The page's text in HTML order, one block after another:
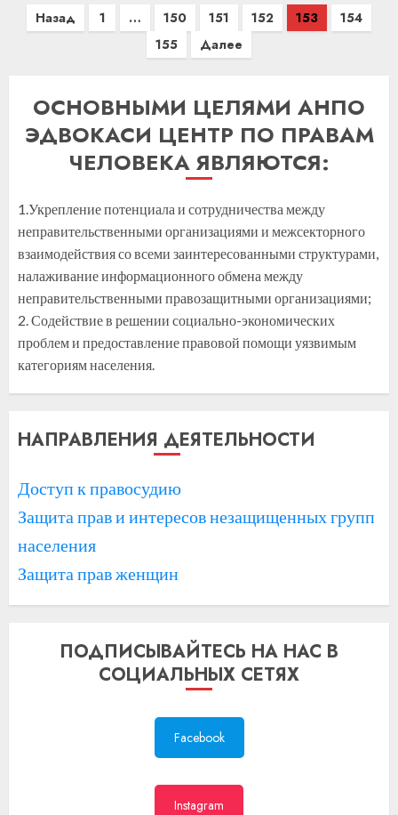
Навигация
Назад 1 … 150 151 152 153
154
155
Далее
ОСНОВНЫМИ ЦЕЛЯМИ АНПО
ЭДВОКАСИ ЦЕНТР ПО ПРАВАМ
ЧЕЛОВЕКА ЯВЛЯЮТСЯ:
1.Укрепление потенциала и сотрудничества между
неправительственными организациями и межсекторного
взаимодействия со всеми заинтересованными структурами,
налаживание информационного обмена между
неправительственными правозащитными организациями;
2. Содействие в решении социально-экономических
проблем и предоставление правовой помощи уязвимым
категориям населения.
НАПРАВЛЕНИЯ ДЕЯТЕЛЬНОСТИ
Доступ к правосудию
Защита прав и интересов незащищенных групп
населения
Защита прав женщин
ПОДПИСЫВАЙТЕСЬ НА НАС В
СОЦИАЛЬНЫХ СЕТЯХ
Facebook
Instagram